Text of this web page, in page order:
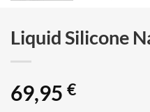
Liquid Silicone
69,95 €